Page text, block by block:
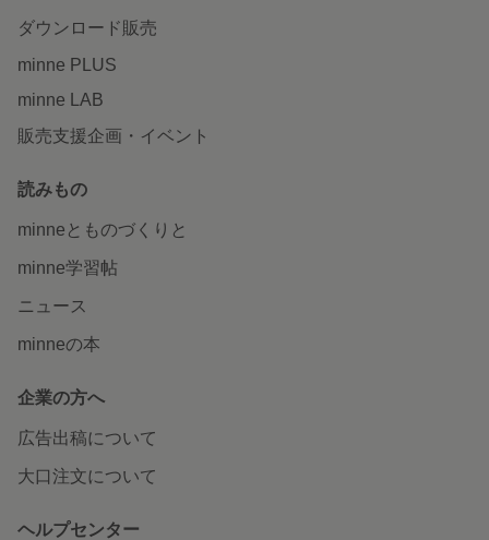
ダウンロード販売
minne PLUS
minne LAB
販売支援企画・イベント
読みもの
minneとものづくりと
minne学習帖
ニュース
minneの本
企業の方へ
広告出稿について
大口注文について
ヘルプセンター